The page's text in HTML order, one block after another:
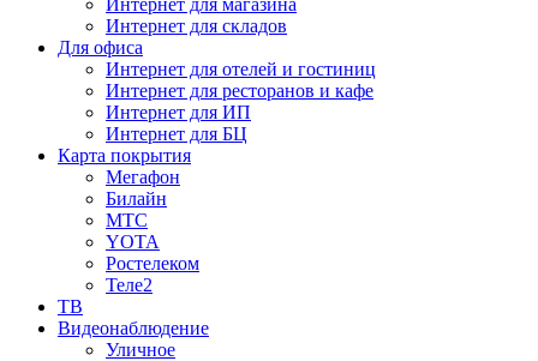
Интернет для магазина
Интернет для складов
Для офиса
Интернет для отелей и гостиниц
Интернет для ресторанов и кафе
Интернет для ИП
Интернет для БЦ
Карта покрытия
Мегафон
Билайн
МТС
YOTA
Ростелеком
Теле2
ТВ
Видеонаблюдение
Уличное